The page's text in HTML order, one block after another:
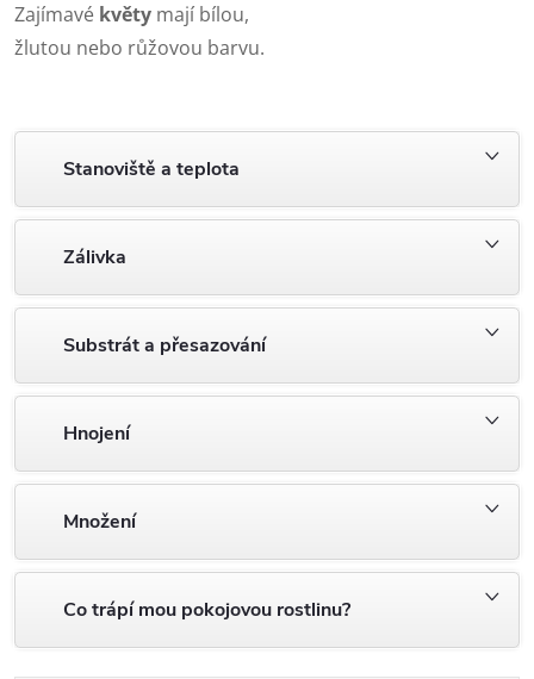
Zajímavé květy mají bílou,
žlutou nebo růžovou barvu.
Stanoviště a teplota
Zálivka
Substrát a přesazování
Hnojení
Množení
Co trápí mou pokojovou rostlinu?